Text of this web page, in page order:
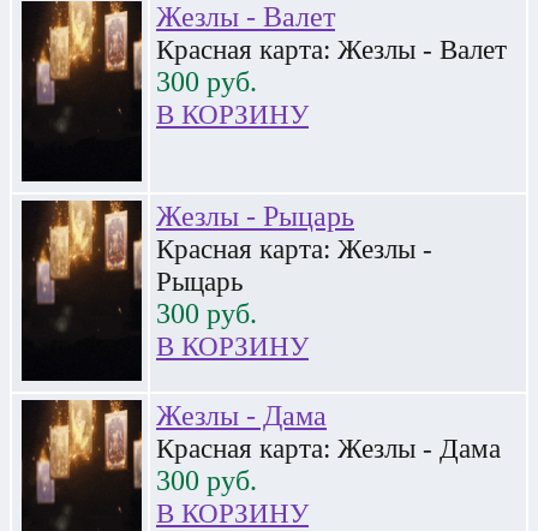
Жезлы - Валет
Красная карта: Жезлы - Валет
300 руб.
В КОРЗИНУ
Жезлы - Рыцарь
Красная карта: Жезлы -
Рыцарь
300 руб.
В КОРЗИНУ
Жезлы - Дама
Красная карта: Жезлы - Дама
300 руб.
В КОРЗИНУ